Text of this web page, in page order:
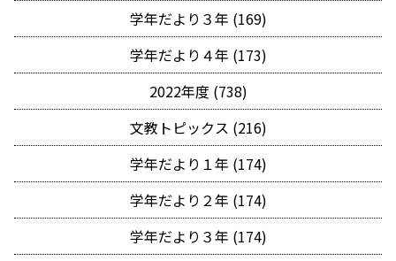
学年だより３年 (169)
学年だより４年 (173)
2022年度 (738)
文教トピックス (216)
学年だより１年 (174)
学年だより２年 (174)
学年だより３年 (174)